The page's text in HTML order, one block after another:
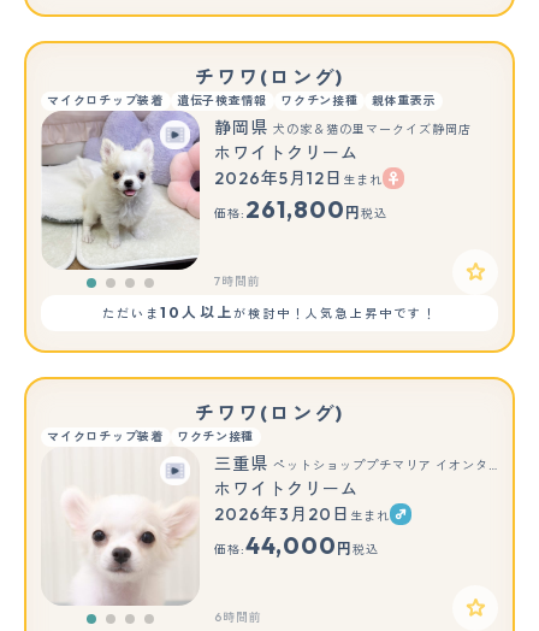
チワワ(ロング)
マイクロチップ装着 遺伝子検査情報 ワクチン接種 親体重表示
静岡県 犬の家＆猫の里マークイズ静岡店
ホワイトクリーム
2026年5月12日 生まれ
価格: 261,800 円 税込
7時間前
ただいま10人以上が検討中！人気急上昇中です！
チワワ(ロング)
マイクロチップ装着 ワクチン接種
三重県 ペットショッププチマリア イオンタウン伊勢ララパーク店
ホワイトクリーム
2026年3月20日 生まれ
価格:44,000 円 税込
6時間前